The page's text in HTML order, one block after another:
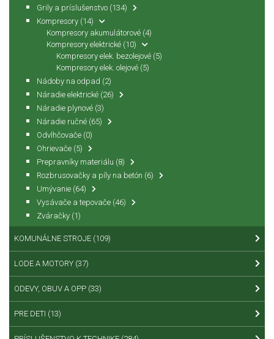
Grily a príslušenstvo (134)
Kompresory (14)
Kompresory akumulátorové (4)
Kompresory elektrické (10)
Kompresory elek. bezolejové (5)
Kompresory elek. olejové (5)
Nádoby na odpad (2)
Náradie elektrické (26)
Náradie plynové (3)
Náradie ručné (65)
Odvlhčovače (0)
Ohrievače (5)
Prepravníky materiálu (8)
Rozbrusovačky a píly na betón (6)
Umývanie (64)
Vysávače a tepovače (46)
Zváračky (1)
KOMUNÁLNE STROJE (109)
LODE A MOTORY (37)
ODEVY, OBUV A OPP (33)
PRE DETI (13)